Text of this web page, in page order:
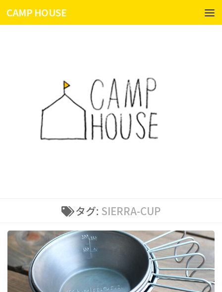
コンテンツへスキップ
CAMP HOUSE
タグ: SIERRA-CUP